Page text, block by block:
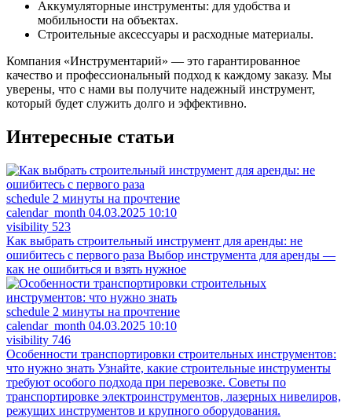
Аккумуляторные инструменты: для удобства и
мобильности на объектах.
Строительные аксессуары и расходные материалы.
Компания «Инструментарий» — это гарантированное
качество и профессиональный подход к каждому заказу. Мы
уверены, что с нами вы получите надежный инструмент,
который будет служить долго и эффективно.
Интересные статьи
schedule 2 минуты на прочтение
calendar_month 04.03.2025 10:10
visibility 523
Как выбрать строительный инструмент для аренды: не
ошибитесь с первого раза Выбор инструмента для аренды —
как не ошибиться и взять нужное
schedule 2 минуты на прочтение
calendar_month 04.03.2025 10:10
visibility 746
Особенности транспортировки строительных инструментов:
что нужно знать Узнайте, какие строительные инструменты
требуют особого подхода при перевозке. Советы по
транспортировке электроинструментов, лазерных нивелиров,
режущих инструментов и крупного оборудования.